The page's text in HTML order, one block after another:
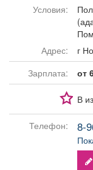
Условия:
Адрес:
г
Зарплата:
от
В
Телефон: 8-